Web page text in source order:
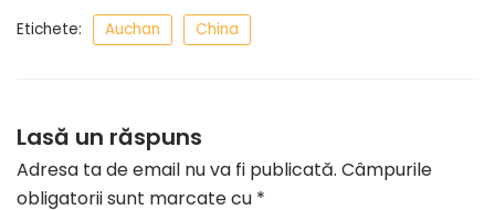
Etichete: Auchan China
Lasă un răspuns
Adresa ta de email nu va fi publicată. Câmpurile
obligatorii sunt marcate cu *